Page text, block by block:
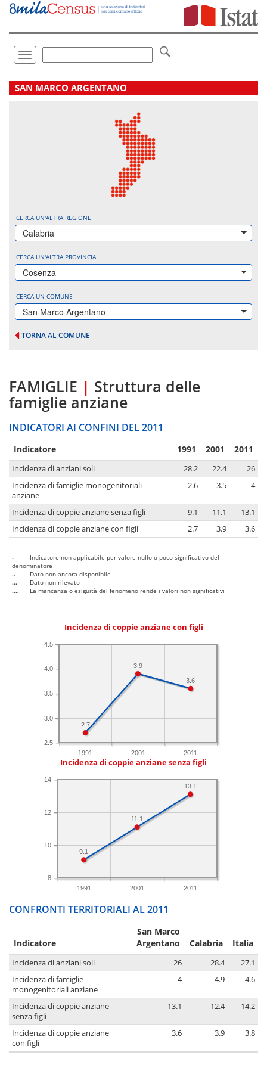
Vai
direttamente
Toggle
navigation
.
SAN MARCO ARGENTANO
CERCA UN'ALTRA REGIONE
Calabria
CERCA UN'ALTRA PROVINCIA
Cosenza
CERCA UN COMUNE
San Marco Argentano
TORNA AL COMUNE
FAMIGLIE | Struttura delle
famiglie anziane
INDICATORI AI CONFINI DEL 2011
Indicatore 1991 2001 2011
Incidenza di anziani soli 28.2 22.4
26
Incidenza di famiglie monogenitoriali
anziane
2.6 3.5 4
Incidenza di coppie anziane senza figli 9.1 11.1
13.1
Incidenza di coppie anziane con figli
2.7 3.9 3.6
-
Indicatore non applicabile per valore nullo o poco significativo del
denominatore
..
Dato non ancora disponibile
...
Dato non rilevato
....
La mancanza o esiguità del fenomeno rende i valori non significativi
Incidenza di coppie anziane con figli
1991 2001 2011
2.5
3.0
3.5
4.0
4.5
3.6
3.9
2.7
Incidenza di coppie anziane senza figli
1991 2001 2011
8
10
12
14
13.1
11.1
9.1
CONFRONTI TERRITORIALI AL 2011
Indicatore
San Marco
Argentano
Calabria Italia
Incidenza di anziani soli 26 28.4
27.1
Incidenza di famiglie
monogenitoriali anziane
4 4.9 4.6
Incidenza di coppie anziane
senza figli
13.1 12.4 14.2
Incidenza di coppie anziane
con figli
3.6 3.9 3.8